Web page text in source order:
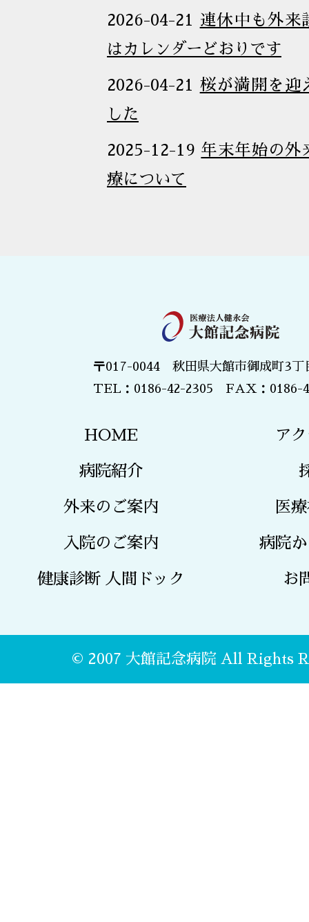
2026-04-21 連休中も外来
はカレンダーどおりです
2026-04-21 桜が満開を迎
した
2025-12-19 年末年始の外
療について
〒017-0044 秋田県大館市御成町3丁
TEL：0186-42-2305 FAX：0186-
HOME
病院紹介
外来のご案内
入院のご案内
健康診断 人間ドック
ア
医
病院
お
© 2007 大館記念病院 All Rights